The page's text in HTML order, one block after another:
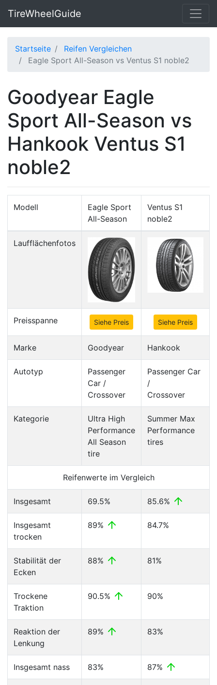
TireWheelGuide
Startseite
Reifen Vergleichen
Eagle Sport All-Season vs Ventus S1 noble2
Goodyear Eagle
Sport All-Season vs
Hankook Ventus S1
noble2
Modell
Eagle Sport
All-Season
Ventus S1
noble2
Laufflächenfotos
Preisspanne Siehe Preis Siehe Preis
Marke Goodyear Hankook
Autotyp
Passenger
Car /
Crossover
Passenger Car
/
Crossover
Kategorie
Ultra High
Performance
All Season
tire
Summer Max
Performance
tires
Reifenwerte im Vergleich
Insgesamt 69.5% 85.6%
Insgesamt
trocken
89% 84.7%
Stabilität der
Ecken
88% 81%
Trockene
Traktion
90.5% 90%
Reaktion der
Lenkung
89% 83%
Insgesamt nass 83% 87%